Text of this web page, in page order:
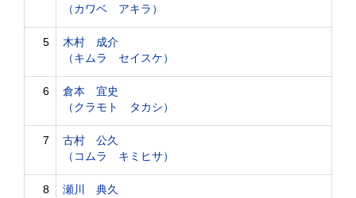
（カワベ アキラ）
5
木村 成介
（キムラ セイスケ）
6
倉本 宜史
（クラモト タカシ）
7
古村 公久
（コムラ キミヒサ）
8
瀬川 典久